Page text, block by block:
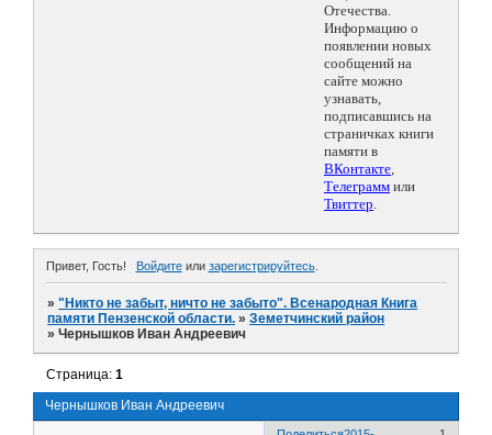
Отечества.
Информацию о
появлении новых
сообщений на
сайте можно
узнавать,
подписавшись на
страничках книги
памяти в
ВКонтакте,
Телеграмм или
Твиттер.
Привет, Гость! Войдитеили зарегистрируйтесь.
»"Никто не забыт, ничто не забыто". Всенародная Книга
памяти Пензенской области. »Земетчинский район
»Чернышков Иван Андреевич
Чернышков Иван Андреевич
Страница:1